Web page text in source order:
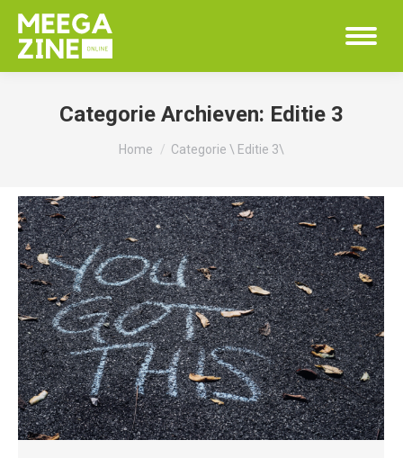
Categorie Archieven: Editie 3
Je bent hier:
Home Categorie \ Editie 3\